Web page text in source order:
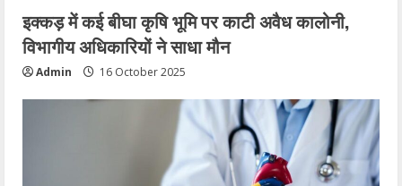
इक्कड़ में कई बीघा कृषि भूमि पर काटी अवैध कालोनी,
विभागीय अधिकारियों ने साधा मौन
Admin 16 October 2025